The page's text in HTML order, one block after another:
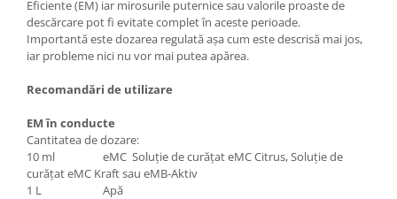
Eficiente (EM) iar mirosurile puternice sau valorile proaste de
descărcare pot fi evitate complet în aceste perioade.
Importantă este dozarea regulată aşa cum este descrisă mai jos,
iar probleme nici nu vor mai putea apărea.
Recomandări de utilizare
EM în conducte
Cantitatea de dozare:
10 ml eMC Soluție de curățat eMC Citrus, Soluție de
curățat eMC Kraft sau eMB-Aktiv
1 L Apă